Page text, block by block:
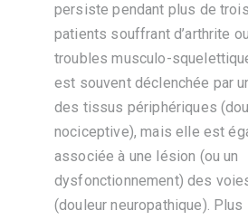
persiste pendant plus de
patients souffrant d’arthrite
troubles musculo-
est souvent déclenchée par
des tissus périphériques
nociceptive), mais elle est
associée à une lésion (ou un
dysfonctionnement) des
(douleur neuropathique). Plus